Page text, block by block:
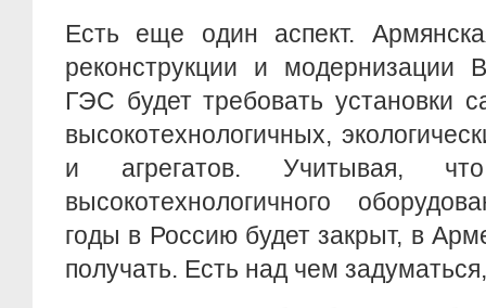
Есть еще один аспект.
реконструкции и модернизации
ГЭС будет требовать установки
высокотехнологичных,
и агрегатов. Учитывая,
высокотехнологичного
годы в Россию будет закрыт, в
получать. Есть над чем